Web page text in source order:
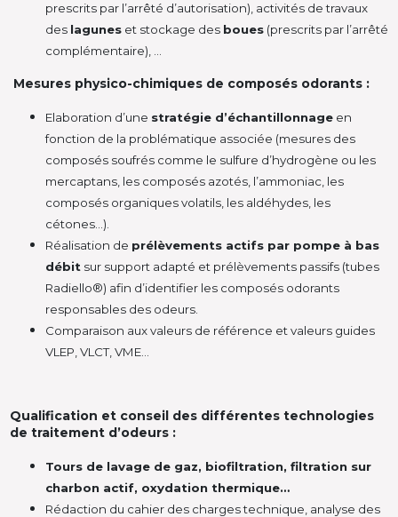
prescrits par l’arrêté d’autorisation), activités de travaux
des lagunes et stockage des boues (prescrits par l’arrêté
complémentaire), …
Mesures physico-chimiques de composés odorants :
Elaboration d’une stratégie d’échantillonnage en
fonction de la problématique associée (mesures des
composés soufrés comme le sulfure d’hydrogène ou les
mercaptans, les composés azotés, l’ammoniac, les
composés organiques volatils, les aldéhydes, les
cétones…).
Réalisation de prélèvements actifs par pompe à bas
débit sur support adapté et prélèvements passifs (tubes
Radiello®) afin d’identifier les composés odorants
responsables des odeurs.
Comparaison aux valeurs de référence et valeurs guides
VLEP, VLCT, VME…
Qualification et conseil des différentes technologies
de traitement d’odeurs :
Tours de lavage de gaz, biofiltration, filtration sur
charbon actif, oxydation thermique…
Rédaction du cahier des charges technique, analyse des